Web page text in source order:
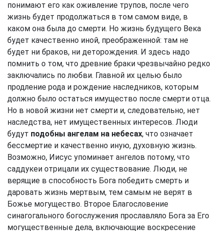
понимают его как оживление трупов, после чего
жизнь будет продолжаться в том самом виде, в
каком она была до смерти. Но жизнь будущего Века
будет качественно иной, преображенной: там не
будет ни браков, ни деторождения. И здесь надо
помнить о том, что древние браки чрезвычайно редко
заключались по любви. Главной их целью было
продление рода и рождение наследников, которым
должно было остаться имущество после смерти отца.
Но в новой жизни нет смерти и, следовательно, нет
наследства, нет имущественных интересов. Люди
будут подобны ангелам на небесах, что означает
бессмертие и качественно иную, духовную жизнь.
Возможно, Иисус упоминает ангелов потому, что
саддукеи отрицали их существование. Люди, не
верящие в способность Бога победить смерть и
даровать жизнь мертвым, тем самым не верят в
Божье могущество. Второе Благословение
синагогального богослужения прославляло Бога за Его
могущественные дела, включающие воскресение